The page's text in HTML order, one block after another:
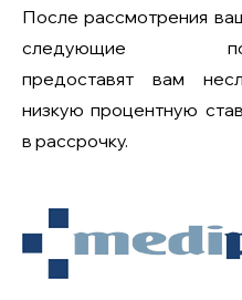
После рассмотрения
следующие
предоставят вам
низкую процентную
в рассрочку.